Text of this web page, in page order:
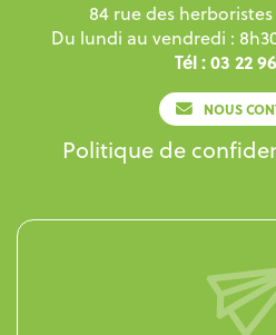
84 rue des herboristes
Du lundi au vendredi :
Tél : 03 22
NOUS
Politique de